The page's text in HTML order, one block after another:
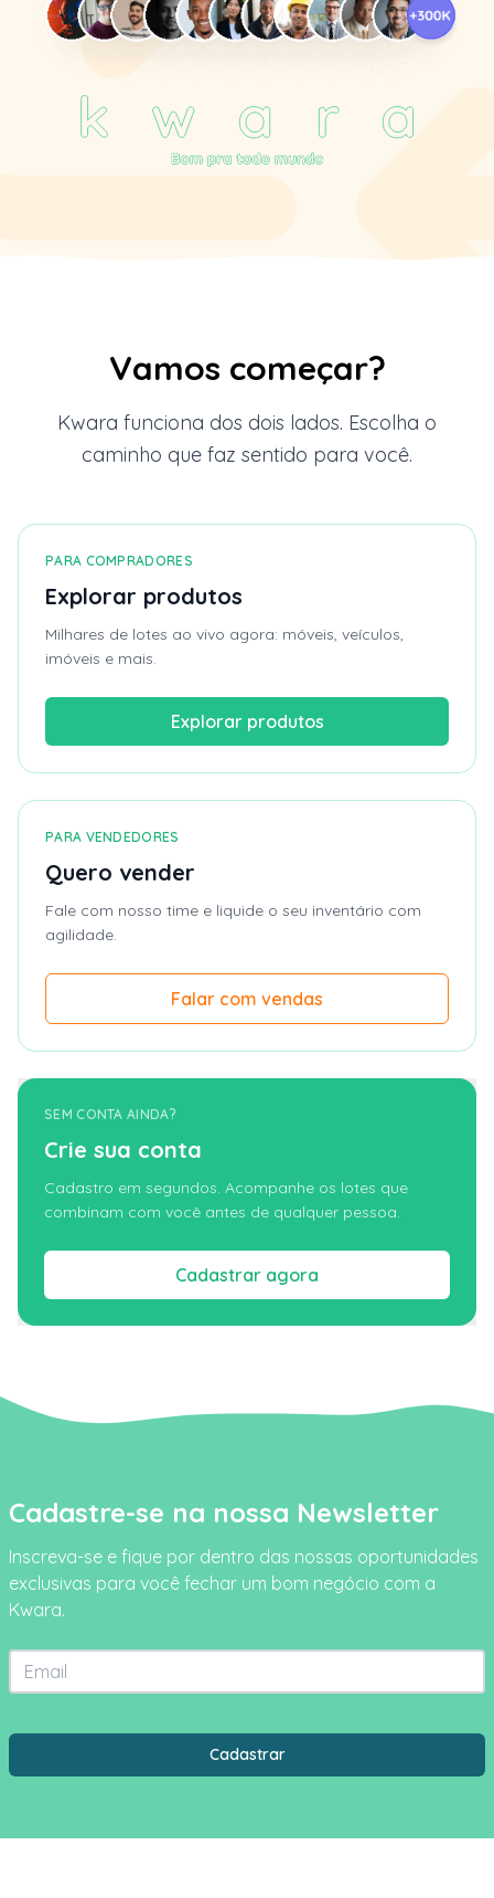
Vamos começar?
Kwara funciona dos dois lados. Escolha o
caminho que faz sentido para você.
PARA COMPRADORES
Explorar produtos
Milhares de lotes ao vivo agora: móveis, veículos,
imóveis e mais.
Explorar produtos
PARA VENDEDORES
Quero vender
Fale com nosso time e liquide o seu inventário com
agilidade.
Falar com vendas
SEM CONTA AINDA?
Crie sua conta
Cadastro em segundos. Acompanhe os lotes que
combinam com você antes de qualquer pessoa.
Cadastrar agora
Cadastre-se na nossa Newsletter
Inscreva-se e fique por dentro das nossas oportunidades
exclusivas para você fechar um bom negócio com a
Kwara.
Email
Cidade
Cadastrar